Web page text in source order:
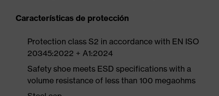
Características de protección
Protection class S2 in accordance with EN ISO
20345:2022 + A1:2024
Safety shoe meets ESD specifications with a
volume resistance of less than 100 megaohms